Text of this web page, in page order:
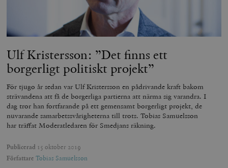
Ulf Kristersson: ”Det finns ett
borgerligt politiskt projekt”
För tjugo år sedan var Ulf Kristersson en pådrivande kraft bakom
strävandena att få de borgerliga partierna att närma sig varandra. I
dag tror han fortfarande på ett gemensamt borgerligt projekt, de
nuvarande samarbetssvårigheterna till trots. Tobias Samuelsson
har träffat Moderatledaren för Smedjans räkning.
Publicerad 15 oktober 2019
Författare Tobias Samuelsson